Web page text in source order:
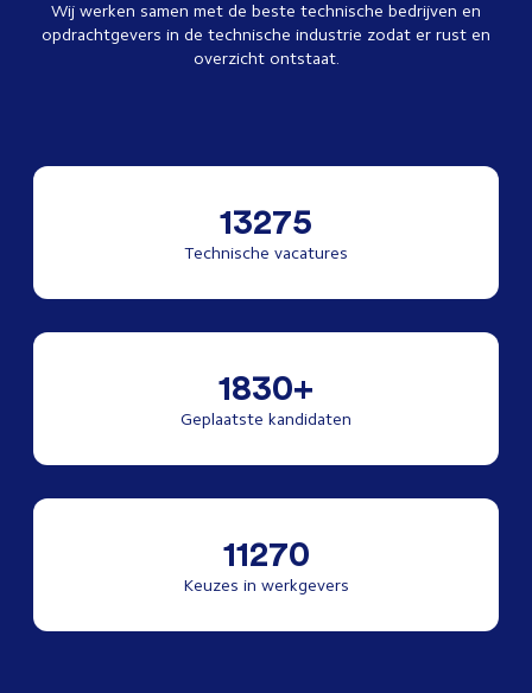
Wij werken samen met de beste technische bedrijven en
opdrachtgevers in de technische industrie zodat er rust en
overzicht ontstaat.
13275
Technische vacatures
1830+
Geplaatste kandidaten
11270
Keuzes in werkgevers